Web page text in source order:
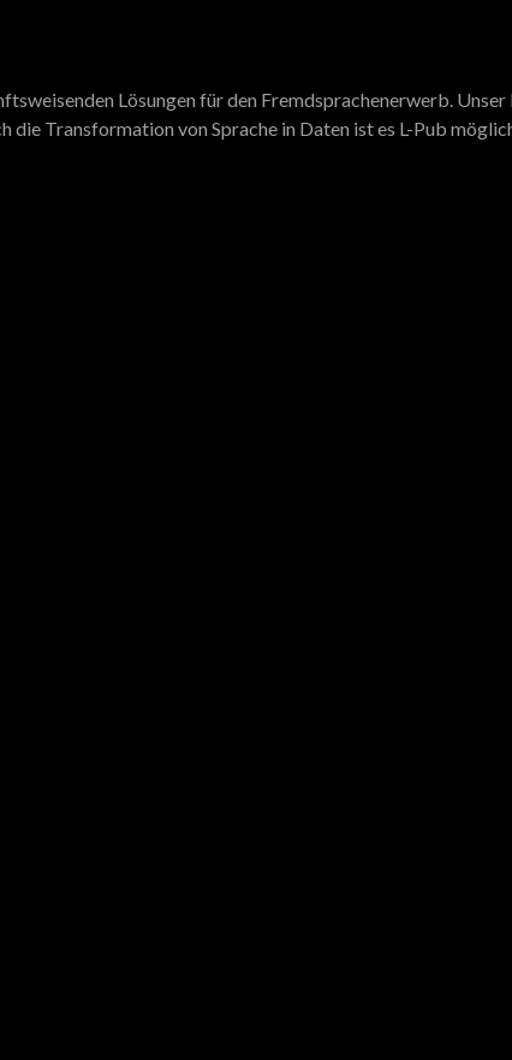
Lösungen für den Fremdsprachenerwerb.
Transformation von Sprache in Daten ist es L-Pub